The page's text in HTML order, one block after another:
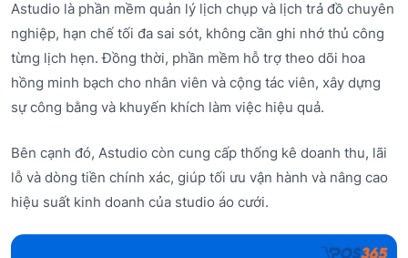
Astudio là phần mềm quản lý lịch chụp và lịch trả đồ chuyên
nghiệp, hạn chế tối đa sai sót, không cần ghi nhớ thủ công
từng lịch hẹn. Đồng thời, phần mềm hỗ trợ theo dõi hoa
hồng minh bạch cho nhân viên và cộng tác viên, xây dựng
sự công bằng và khuyến khích làm việc hiệu quả.
Bên cạnh đó, Astudio còn cung cấp thống kê doanh thu, lãi
lỗ và dòng tiền chính xác, giúp tối ưu vận hành và nâng cao
hiệu suất kinh doanh của studio áo cưới.